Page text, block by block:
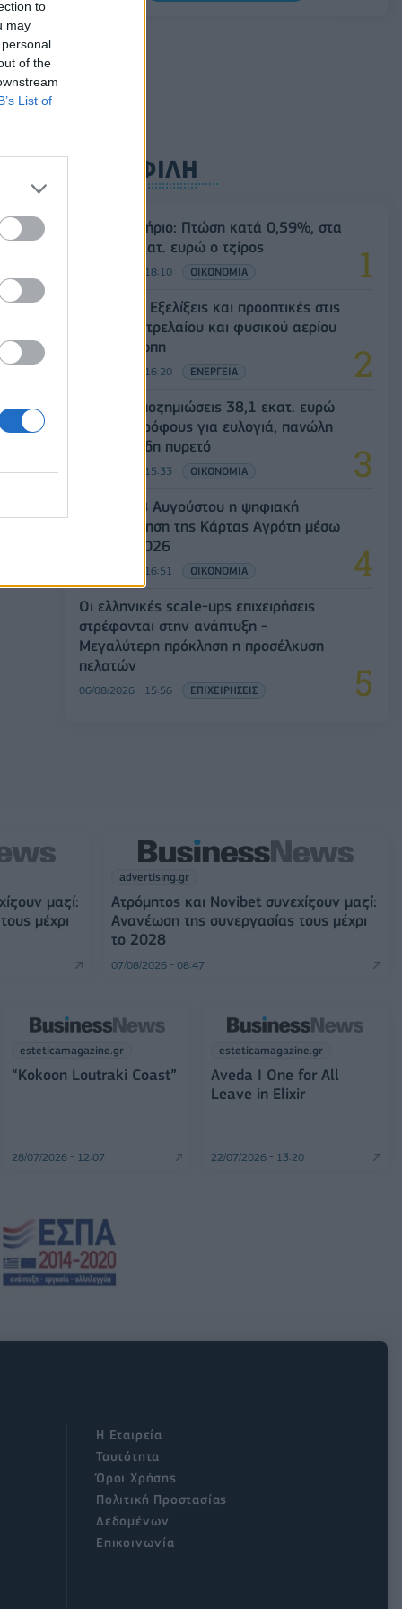
to
may
of the
List of
ΔΗΜΟΦΙΛΗ
Χρηματιστήριο: Πτώση κατά 0,59%, στα
320,42 εκατ. ευρώ ο τζίρος
06/08/2026 - 18:10 ΟΙΚΟΝΟΜΙΑ
Eurobank: Εξελίξεις και προοπτικές στις
αγορές πετρελαίου και φυσικού αερίου
στην Ευρώπη
06/08/2026 - 16:20 ΕΝΕΡΓΕΙΑ
ΥΠΑΑΤ: Αποζημιώσεις 38,1 εκατ. ευρώ
σε κτηνοτρόφους για ευλογιά, πανώλη
και αφθώδη πυρετό
06/08/2026 - 15:33 ΟΙΚΟΝΟΜΙΑ
Από τις 28 Αυγούστου η ψηφιακή
ενεργοποίηση της Κάρτας Αγρότη μέσω
της ΕΑΕ 2026
06/08/2026 - 16:51 ΟΙΚΟΝΟΜΙΑ
Οι ελληνικές scale-ups επιχειρήσεις
στρέφονται στην ανάπτυξη -
Μεγαλύτερη πρόκληση η προσέλκυση
πελατών
06/08/2026 - 15:56 ΕΠΙΧΕΙΡΗΣΕΙΣ
μαζί:
μέχρι
advertising.gr
Ατρόμητος και Novibet συνεχίζουν μαζί:
Ανανέωση της συνεργασίας τους μέχρι
το 2028
07/08/2026 - 08:47
esteticamagazine.gr
“Kokoon Loutraki Coast”
28/07/2026 - 12:07
esteticamagazine.gr
Aveda I One for All
Leave in Elixir
22/07/2026 - 13:20
Η Εταιρεία
Ταυτότητα
Όροι Χρήσης
Πολιτική Προστασίας
Δεδομένων
Επικοινωνία